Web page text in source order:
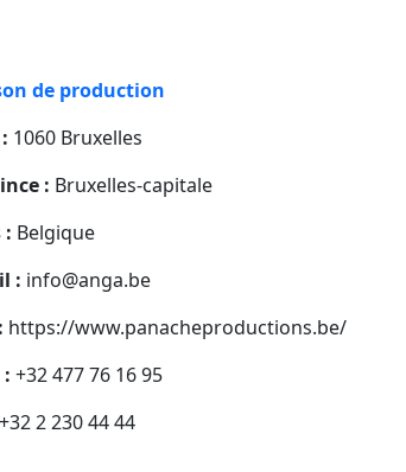
de production
1060 Bruxelles
: Bruxelles-capitale
: Belgique
: info@anga.be
https://www.panacheproductions.be/
: +32 477 76 16 95
+32 2 230 44 44